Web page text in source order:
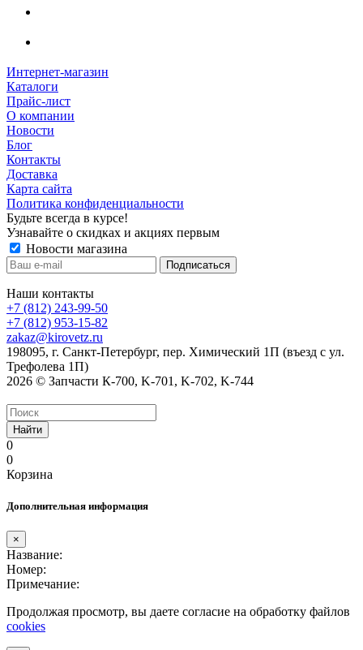
Интернет-магазин
Каталоги
Прайс-лист
О компании
Новости
Блог
Контакты
Доставка
Карта сайта
Политика конфиденциальности
Будьте всегда в курсе!
Узнавайте о скидках и акциях первым
Новости магазина
Наши контакты
+7 (812) 243-99-50
+7 (812) 953-15-82
zakaz@kirovetz.ru
198095, г. Санкт-Петербург, пер. Химический 1П (въезд с ул.
Трефолева 1П)
2026 © Запчасти К-700, K-701, K-702, K-744
Найти
0
0
Корзина
Дополнительная информация
×
Название:
Номер:
Примечание:
Продолжая просмотр, вы даете согласие на обработку файлов
cookies